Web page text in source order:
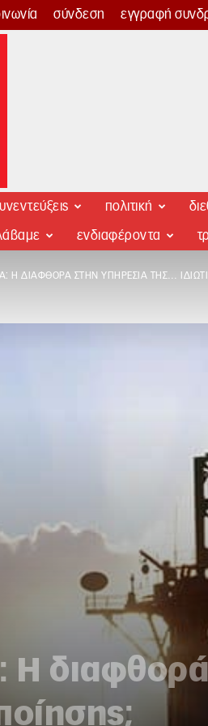
σύνδεση εγγραφή
πολιτική
ενδιαφέροντα
Η ΔΙΑΦΘΟΡΆ ΣΤΗΝ ΥΠΗΡΕΣΊΑ ΤΗΣ…
Η